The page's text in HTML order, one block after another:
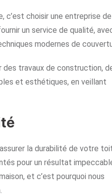
c’est choisir une entreprise de
un service de qualité,
modernes de
travaux de construction,
et esthétiques, en veillant
la durabilité de votre
pour un résultat
et c’est pourquoi nous